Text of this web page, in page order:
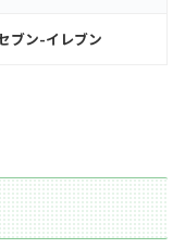
ブン-イレブン